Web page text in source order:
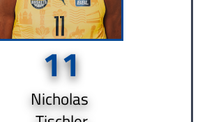
11
Nicholas